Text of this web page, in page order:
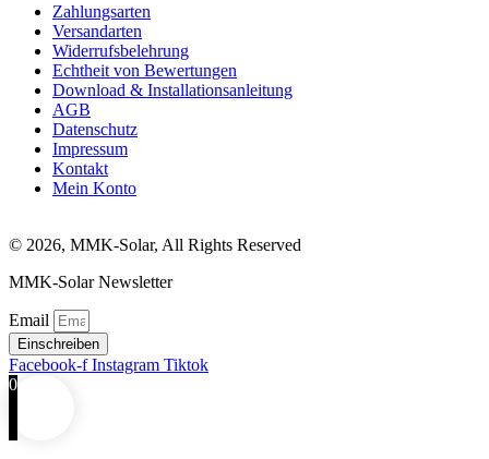
Zahlungsarten
Versandarten
Widerrufsbelehrung
Echtheit von Bewertungen
Download & Installationsanleitung
AGB
Datenschutz
Impressum
Kontakt
Mein Konto
© 2026, MMK-Solar, All Rights Reserved
MMK-Solar Newsletter
Email
Einschreiben
Facebook-f Instagram Tiktok
0